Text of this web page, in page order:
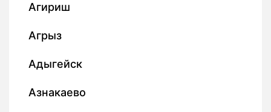
Агириш
Агрыз
Адыгейск
Азнакаево